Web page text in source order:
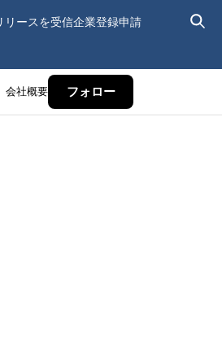
リースを受信企業登録申請
会社概要 フォロー